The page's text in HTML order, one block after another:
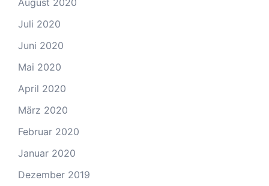
August 2020
Juli 2020
Juni 2020
Mai 2020
April 2020
März 2020
Februar 2020
Januar 2020
Dezember 2019